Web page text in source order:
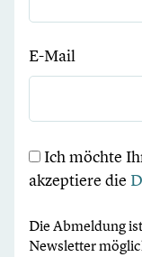
E-Mail
Ich möchte
akzeptiere die
Die Abmeldung
Newsletter